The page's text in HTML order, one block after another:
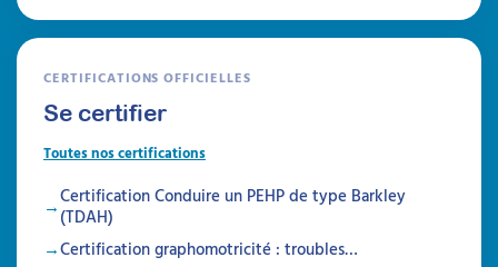
CERTIFICATIONS OFFICIELLES
Se certifier
Toutes nos certifications
Certification Conduire un PEHP de type Barkley
(TDAH)
Certification graphomotricité : troubles…